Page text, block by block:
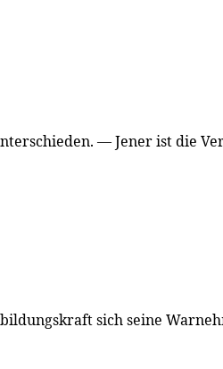
— Jener ist die
sich seine